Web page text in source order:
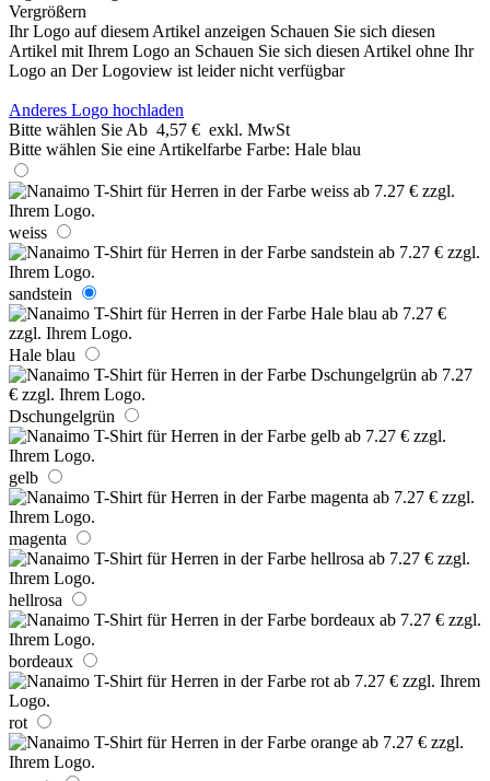
Vergrößern
Ihr Logo auf diesem Artikel anzeigen Schauen Sie sich diesen
Artikel mit Ihrem Logo an Schauen Sie sich diesen Artikel ohne Ihr
Logo an Der Logoview ist leider nicht verfügbar
Anderes Logo hochladen
Bitte wählen Sie Ab 4,57 € exkl. MwSt
Bitte wählen Sie eine Artikelfarbe Farbe: Hale blau
weiss
sandstein
Hale blau
Dschungelgrün
gelb
magenta
hellrosa
bordeaux
rot